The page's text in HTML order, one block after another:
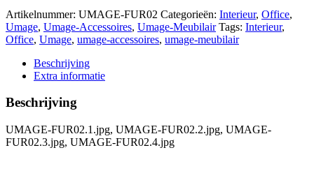
Artikelnummer: UMAGE-FUR02 Categorieën: Interieur, Office,
Umage, Umage-Accessoires, Umage-Meubilair Tags: Interieur,
Office, Umage, umage-accessoires, umage-meubilair
Beschrijving
Extra informatie
Beschrijving
UMAGE-FUR02.1.jpg, UMAGE-FUR02.2.jpg, UMAGE-
FUR02.3.jpg, UMAGE-FUR02.4.jpg